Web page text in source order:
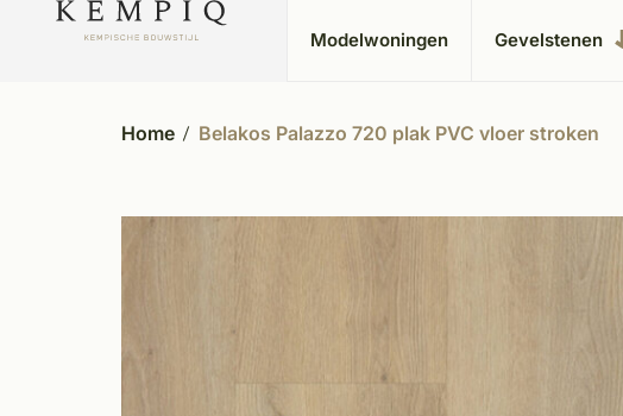
Modelwoningen Gevelstenen
Home Belakos Palazzo 720 plak PVC vloer stroken